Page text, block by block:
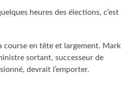
heures des élections, c’est
course en tête et largement. Mark
sortant, successeur de
devrait l’emporter.